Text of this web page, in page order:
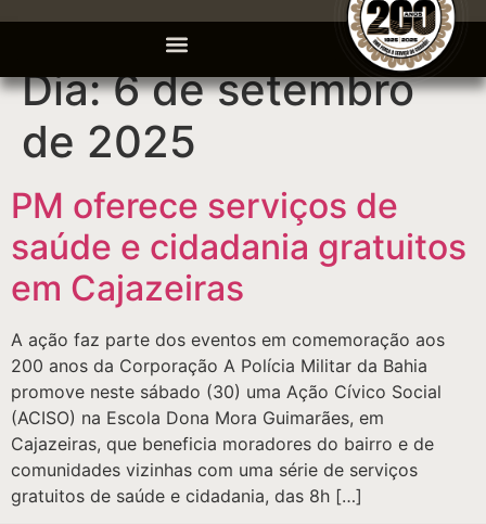
Dia:6 de setembro
de 2025
PM oferece serviços de
saúde e cidadania gratuitos
em Cajazeiras
A ação faz parte dos eventos em comemoração aos
200 anos da Corporação A Polícia Militar da Bahia
promove neste sábado (30) uma Ação Cívico Social
(ACISO) na Escola Dona Mora Guimarães, em
Cajazeiras, que beneficia moradores do bairro e de
comunidades vizinhas com uma série de serviços
gratuitos de saúde e cidadania, das 8h […]